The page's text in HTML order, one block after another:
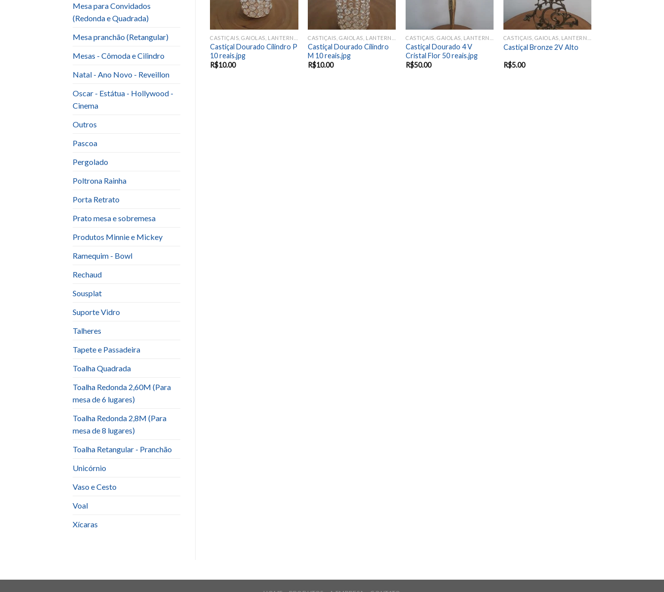
Mesa para Convidados
(Redonda e Quadrada)
Mesa pranchão (Retangular)
Mesas - Cômoda e Cilindro
Natal - Ano Novo - Reveillon
Oscar - Estátua - Hollywood -
Cinema
Outros
Pascoa
Pergolado
Poltrona Rainha
Porta Retrato
Prato mesa e sobremesa
Produtos Minnie e Mickey
Ramequim - Bowl
Rechaud
Sousplat
Suporte Vidro
Talheres
Tapete e Passadeira
Toalha Quadrada
Toalha Redonda 2,60M (Para
mesa de 6 lugares)
Toalha Redonda 2,8M (Para
mesa de 8 lugares)
Toalha Retangular - Pranchão
Unicórnio
Vaso e Cesto
Voal
Xícaras
Castiçal Dourado Cilindro P
10 reais.jpg
R$10.00
Castiçal Dourado Cilindro
M 10 reais.jpg
R$10.00
Castiçal Dourado 4 V
Cristal Flor 50 reais.jpg
R$50.00
Castiçal Bronze 2V Alto
R$5.00
CASTIÇAIS, GAIOLAS, LANTERNAS
(B) 15 reais.jpg